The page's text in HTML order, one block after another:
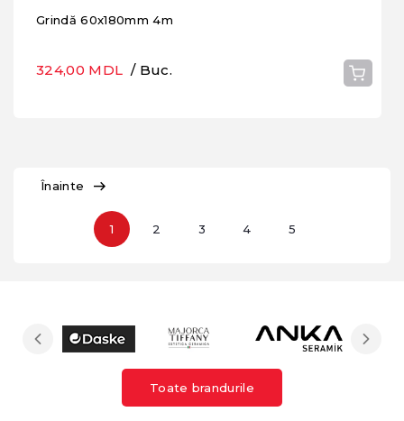
Grindă 60x180mm 4m
324,00 MDL / Buc.
Înainte
1 2 3 4 5
Toate brandurile